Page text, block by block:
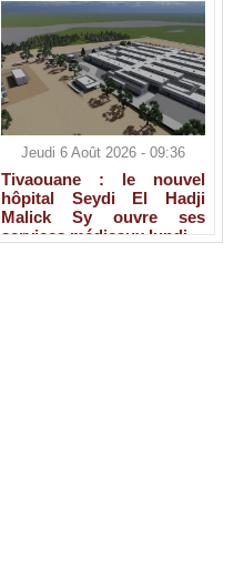
Jeudi 6 Août 2026 - 09:36
Tivaouane : le nouvel
hôpital Seydi El Hadji
Malick Sy ouvre ses
services médicaux lundi